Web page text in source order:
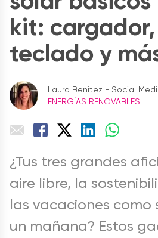
kit:
teclado y
Laura Benitez - Social
ENERGÍAS RENOVABLES
¿Tus tres grandes
aire libre, la
las vacaciones como
un mañana? Estos